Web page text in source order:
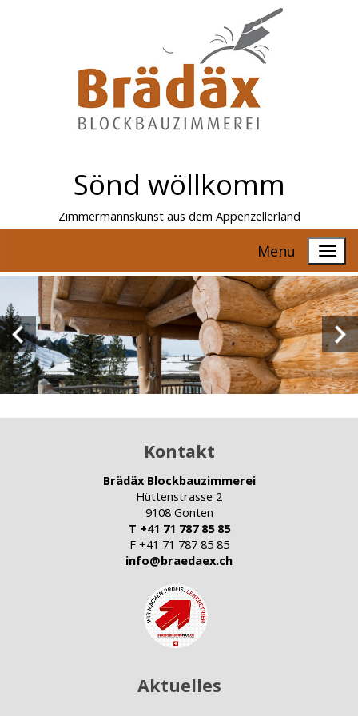
Sönd wöllkomm
Zimmermannskunst aus dem Appenzellerland
Menu
Kontakt
Brädäx Blockbauzimmerei
Hüttenstrasse 2
9108 Gonten
T +41 71 787 85 85
F +41 71 787 85 85
info@braedaex.ch
Aktuelles